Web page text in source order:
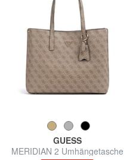
GUESS
MERIDIAN 2 Umhängetasche